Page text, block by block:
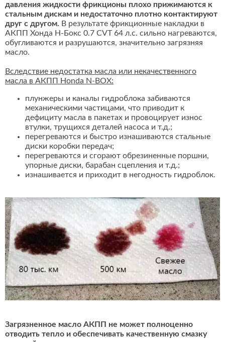
давления жидкости фрикционы плохо прижимаются к
стальным дискам и недостаточно плотно контактируют
друг с другом. В результате фрикционные накладки в
АКПП Хонда Н-Бокс 0.7 CVT 64 л.с. сильно нагреваются,
обугливаются и разрушаются, значительно загрязняя
масло.
Вследствие недостатка масла или некачественного
масла в АКПП Honda N-BOX:
плунжеры и каналы гидроблока забиваются
механическими частицами, что приводит к
дефициту масла в пакетах и провоцирует износ
втулки, трущихся деталей насоса и т.д.;
перегреваются и быстро изнашиваются стальные
диски коробки передач;
перегреваются и сгорают обрезиненные поршни,
упорные диски, барабан сцепления и т.д.;
изнашивается и приходит в негодность гидроблок.
Загрязненное масло АКПП не может полноценно
отводить тепло и обеспечивать качественную смазку